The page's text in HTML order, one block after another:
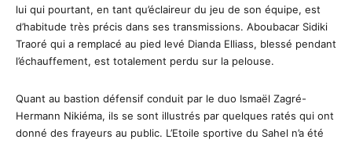
lui qui pourtant, en tant qu’éclaireur du jeu de son équipe, est
d’habitude très précis dans ses transmissions. Aboubacar Sidiki
Traoré qui a remplacé au pied levé Dianda Elliass, blessé pendant
l’échauffement, est totalement perdu sur la pelouse.
Quant au bastion défensif conduit par le duo Ismaël Zagré-
Hermann Nikiéma, ils se sont illustrés par quelques ratés qui ont
donné des frayeurs au public. L’Etoile sportive du Sahel n’a été